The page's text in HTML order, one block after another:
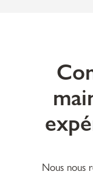
Nous nous